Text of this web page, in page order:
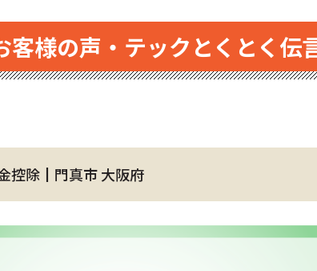
客様の声・テックとくとく伝
控除┃門真市 大阪府